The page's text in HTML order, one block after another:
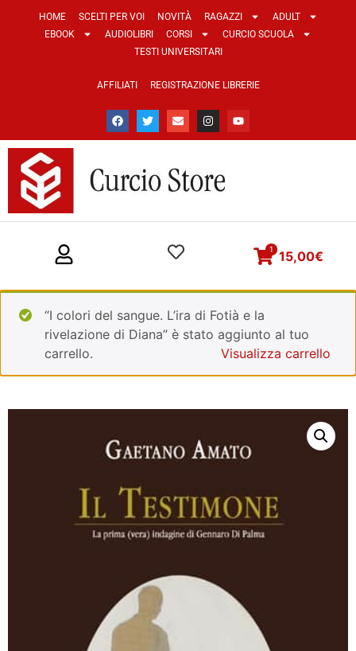
HOME SCELTI PER VOI NOVITÀ RAGAZZI
ADULT
EBOOK
AUDIOLIBRI CORSI
CURCIO SCUOLA
TESTI UNIVERSITARI
AFFILIATI REGISTRAZIONE LIBRERIE
15,00€
1
“I colori del sangue. L’ira di Fotià e la
rivelazione di Diana” è stato aggiunto al tuo
carrello.
Visualizza carrello